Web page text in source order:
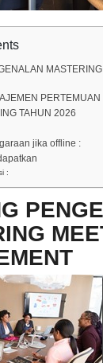
PERTEMUAN
TAHUN 2026
jika offline :
: